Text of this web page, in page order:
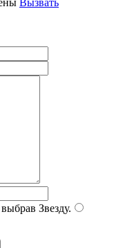
Звезду.